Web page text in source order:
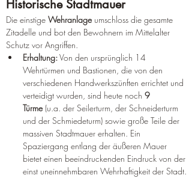
Historische Stadtmauer
Die einstige Wehranlage umschloss die gesamte
Zitadelle und bot den Bewohnern im Mittelalter
Schutz vor Angriffen.
Erhaltung: Von den ursprünglich 14
Wehrtürmen und Bastionen, die von den
verschiedenen Handwerkszünften errichtet und
verteidigt wurden, sind heute noch 9
Türme (u.a. der Seilerturm, der Schneiderturm
und der Schmiedeturm) sowie große Teile der
massiven Stadtmauer erhalten. Ein
Spaziergang entlang der äußeren Mauer
bietet einen beeindruckenden Eindruck von der
einst uneinnehmbaren Wehrhaftigkeit der Stadt.